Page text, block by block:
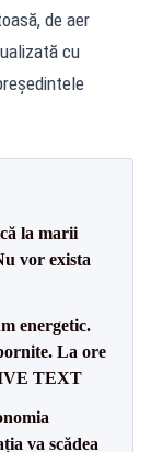
de aer
cu
la marii
vor exista
energetic.
La ore
TEXT
va scădea